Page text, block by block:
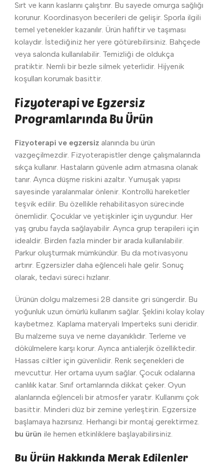
Sırt ve karın kaslarını çalıştırır. Bu sayede omurga sağlığı
korunur. Koordinasyon becerileri de gelişir. Sporla ilgili
temel yetenekler kazanılır. Ürün hafiftir ve taşıması
kolaydır. İstediğiniz her yere götürebilirsiniz. Bahçede
veya salonda kullanılabilir. Temizliği de oldukça
pratiktir. Nemli bir bezle silmek yeterlidir. Hijyenik
koşulları korumak basittir.
Fizyoterapi ve Egzersiz
Programlarında Bu Ürün
Fizyoterapi ve egzersiz alanında bu ürün
vazgeçilmezdir. Fizyoterapistler denge çalışmalarında
sıkça kullanır. Hastaların güvenle adım atmasına olanak
tanır. Ayrıca düşme riskini azaltır. Yumuşak yapısı
sayesinde yaralanmalar önlenir. Kontrollü hareketler
teşvik edilir. Bu özellikle rehabilitasyon sürecinde
önemlidir. Çocuklar ve yetişkinler için uygundur. Her
yaş grubu fayda sağlayabilir. Ayrıca grup terapileri için
idealdir. Birden fazla minder bir arada kullanılabilir.
Parkur oluşturmak mümkündür. Bu da motivasyonu
artırır. Egzersizler daha eğlenceli hale gelir. Sonuç
olarak, tedavi süreci hızlanır.
Ürünün dolgu malzemesi 28 dansite gri süngerdir. Bu
yoğunluk uzun ömürlü kullanım sağlar. Şeklini kolay kolay
kaybetmez. Kaplama materyali Imperteks suni deridir.
Bu malzeme suya ve neme dayanıklıdır. Terleme ve
dökülmelere karşı korur. Ayrıca antialerjik özelliktedir.
Hassas ciltler için güvenlidir. Renk seçenekleri de
mevcuttur. Her ortama uyum sağlar. Çocuk odalarına
canlılık katar. Sınıf ortamlarında dikkat çeker. Oyun
alanlarında eğlenceli bir atmosfer yaratır. Kullanımı çok
basittir. Minderi düz bir zemine yerleştirin. Egzersize
başlamaya hazırsınız. Herhangi bir montaj gerektirmez.
bu ürün ile hemen etkinliklere başlayabilirsiniz.
Bu Ürün Hakkında Merak Edilenler